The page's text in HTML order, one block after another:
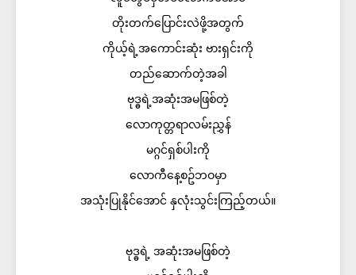
တိုးတက်ပြောင်းလဲဖို့အတွက်
ကိုယ့်ရဲ့အကောင်းဆုံး ဗားရှင်းကို
တည်ဆောက်တဲ့အခါ
ဗုဒ္ဓရဲ့အဆုံးအမဖြစ်တဲ့
လောကုတ္တရာလမ်းညွှန်
မဂ္ဂင်ရှစ်ပါးကို
လောကီနေ့စဥ်ဘဝမှာ
အသုံးပြုနိုင်အောင် နှလုံးသွင်းကြည့်တယ်။
ဗုဒ္ဓရဲ့ အဆုံးအမဖြစ်တဲ့